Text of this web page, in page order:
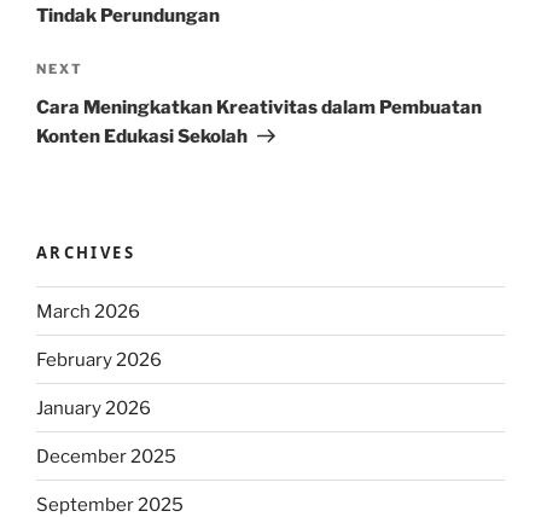
Tindak Perundungan
Next
Post
NEXT
Cara Meningkatkan Kreativitas dalam Pembuatan
Konten Edukasi Sekolah
ARCHIVES
March 2026
February 2026
January 2026
December 2025
September 2025